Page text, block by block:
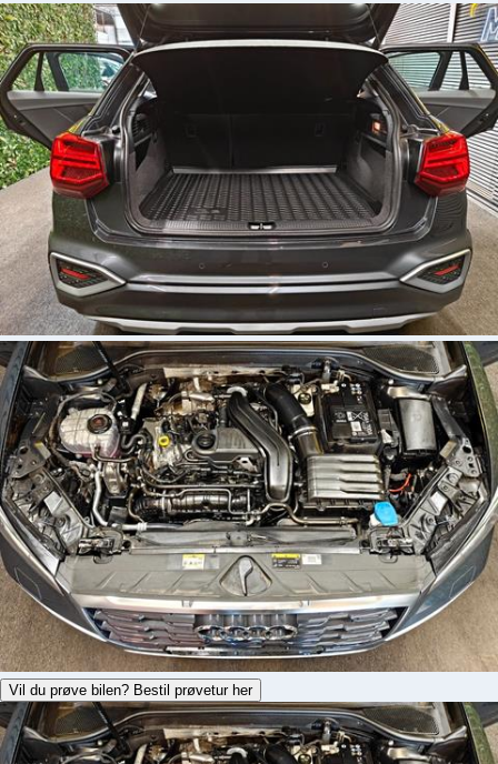
Vil du prøve bilen? Bestil prøvetur her